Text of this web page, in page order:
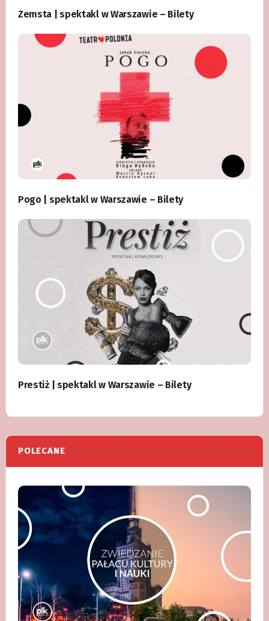
Zemsta | spektakl w Warszawie – Bilety
Pogo | spektakl w Warszawie – Bilety
Prestiż | spektakl w Warszawie – Bilety
POLECANE